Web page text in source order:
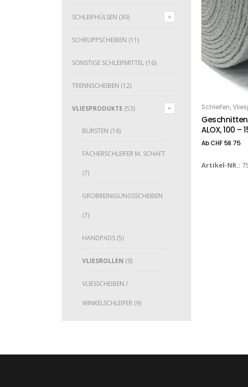
SCHLEIFHÜLSEN (30)
SCHRUPPSCHEIBEN (11)
SONSTIGE SCHLEIFMITTEL (16)
TRENNSCHEIBEN (12)
VLIESPRODUKTE (53)
BÜRSTEN (16)
FÄCHERSCHLEIFER M. SCHAFT
(7)
GROBREINIGUNGSSCHEIBEN
(7)
HANDPADS (5)
VLIESROLLEN (9)
VLIESSCHEIBEN /
WINKELSCHLEIFER (9)
Schleifen,
ALOX, 100 –
AbCHF58.75
Artikel-NR.: